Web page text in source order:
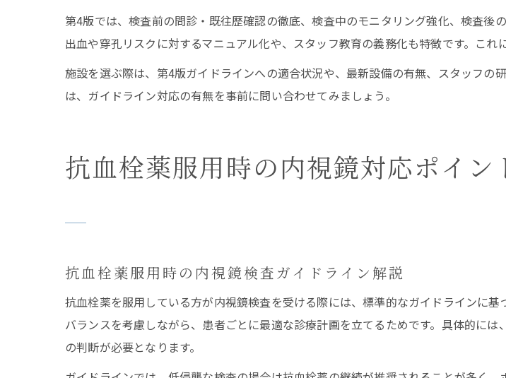
第4版では、検査前の問診・既往歴確認の徹底、検査中のモニタリング強化、検査
出血や穿孔リスクに対するマニュアル化や、スタッフ教育の義務化も特徴です。これ
施設を選ぶ際は、第4版ガイドラインへの適合状況や、最新設備の有無、スタッフ
は、ガイドライン対応の有無を事前に問い合わせてみましょう。
抗血栓薬服用時の内視鏡対応ポイン
抗血栓薬服用時の内視鏡検査ガイドライン解説
抗血栓薬を服用している方が内視鏡検査を受ける際には、標準的なガイドラインに
バランスを考慮しながら、患者ごとに最適な診療計画を立てるためです。具体的に
の判断が必要となります。